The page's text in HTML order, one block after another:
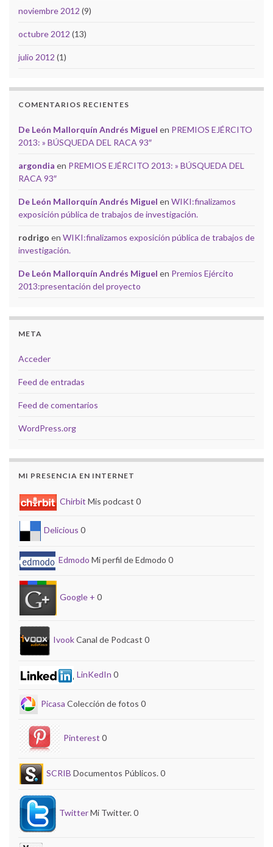
noviembre 2012 (9)
octubre 2012 (13)
julio 2012 (1)
COMENTARIOS RECIENTES
De León Mallorquín Andrés Miguel en PREMIOS EJÉRCITO
2013: » BÚSQUEDA DEL RACA 93″
argondia en PREMIOS EJÉRCITO 2013: » BÚSQUEDA DEL
RACA 93″
De León Mallorquín Andrés Miguel en WIKI:finalizamos
exposición pública de trabajos de investigación.
rodrigo en WIKI:finalizamos exposición pública de trabajos de
investigación.
De León Mallorquín Andrés Miguel en Premios Ejército
2013:presentación del proyecto
META
Acceder
Feed de entradas
Feed de comentarios
WordPress.org
MI PRESENCIA EN INTERNET
Chirbit Mis podcast 0
Delicious 0
Edmodo Mi perfil de Edmodo 0
Google + 0
IvookCanal de Podcast 0
LinKedIn 0
Picasa Colección de fotos 0
Pinterest 0
SCRIB Documentos Públicos. 0
TwitterMi Twitter. 0